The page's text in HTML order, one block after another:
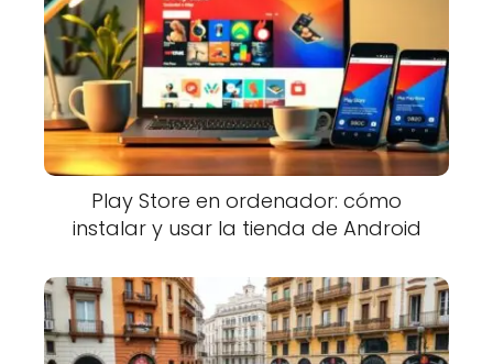
Play Store en ordenador: cómo
instalar y usar la tienda de Android